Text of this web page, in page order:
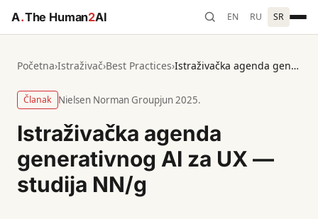
A.The Human2AI EN RU SR
Početna›Istraživač›Best Practices› Istraživačka agenda generativnog AI za UX — studija NN/g
Članak Nielsen Norman Groupjun 2025.
Istraživačka agenda
generativnog AI za UX —
studija NN/g